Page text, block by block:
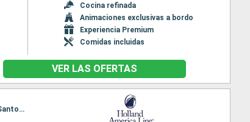
Cocina refinada
Animaciones exclusivas a bordo
Experiencia Premium
Comidas incluidas
VER LAS OFERTAS
Itinerario : Civitavecchia - Roma, Livorno, Portofino, Marsella, Gibraltar, Barcelona, La Valetta, Chania, Santoríni, Kusadasi, El Pireo Atenas, Kotor, Corfú, Messine, Nápoles, Civitavecchia - Roma